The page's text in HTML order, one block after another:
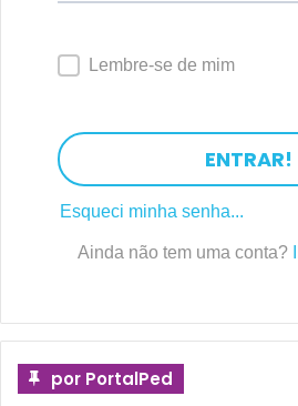
Lembre-se de mim
ENTRAR!
Esqueci minha senha...
Ainda não tem uma conta?
por PortalPed